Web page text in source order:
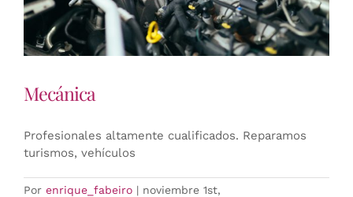
Mecánica
Profesionales altamente cualificados. Reparamos
turismos, vehículos
Por enrique_fabeiro | noviembre 1st,